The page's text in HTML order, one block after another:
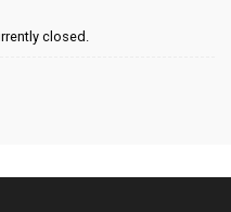
closed.